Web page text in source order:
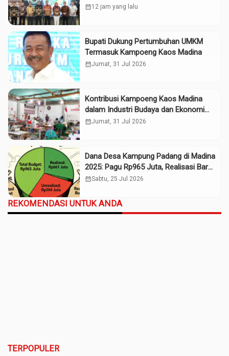
Madina
calendar_month12 jam yang lalu
Bupati Dukung Pertumbuhan UMKM
Termasuk Kampoeng Kaos Madina
calendar_monthJumat, 31 Jul 2026
Kontribusi Kampoeng Kaos Madina
dalam Industri Budaya dan Ekonomi
Daerah
calendar_monthJumat, 31 Jul 2026
Dana Desa Kampung Padang di Madina
2025: Pagu Rp965 Juta, Realisasi Baru
Rp661 Juta
calendar_monthSabtu, 25 Jul 2026
REKOMENDASI UNTUK ANDA
TERPOPULER